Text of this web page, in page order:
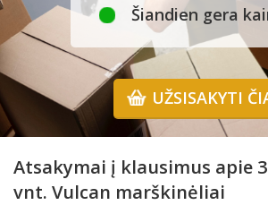
Šiandien gera
UŽSISAKYTI
Atsakymai į klausimus apie 3
vnt. Vulcan marškinėliai